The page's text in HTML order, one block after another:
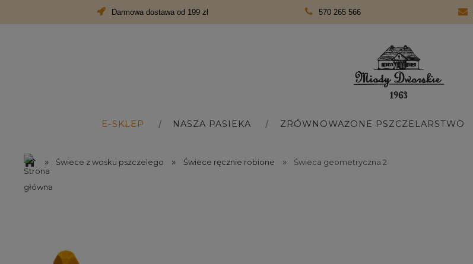
Darmowa dostawa od 199 zł 570 265 566
E-SKLEP NASZA PASIEKA ZRÓWNOWAŻONE PSZCZELARSTWO
» Świece z wosku pszczelego » Świece ręcznie robione » Świeca geometryczna 2